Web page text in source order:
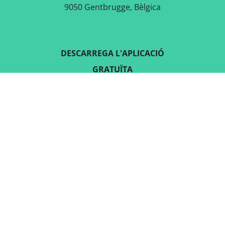
9050 Gentbrugge, Bèlgica
DESCARREGA L'APLICACIÓ
GRATUÏTA